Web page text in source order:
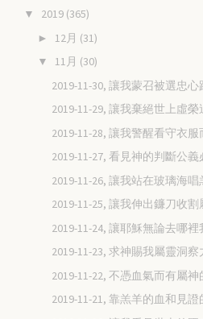
▼ 2019 (365)
► 12月 (31)
▼ 11月 (30)
2019-11-30, 讓我蒙召被選忠
2019-11-29, 讓我棄絕世上虛
2019-11-28, 讓我警醒看守衣
2019-11-27, 看見神的判斷公
2019-11-26, 讓我站在玻璃海
2019-11-25, 讓我伸出鐮刀收
2019-11-24, 讓耶穌無論去哪
2019-11-23, 求神賜我屬靈洞
2019-11-22, 不憑血氣而有屬
2019-11-21, 靠羔羊的血和見